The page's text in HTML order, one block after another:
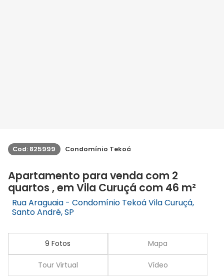
Cod: 825999 Condomínio Tekoá
Apartamento para venda com 2
quartos , em Vila Curuçá com 46 m²
Rua Araguaia - Condomínio Tekoá Vila Curuçá,
Santo André, SP
9 Fotos Mapa
Tour Virtual Vídeo